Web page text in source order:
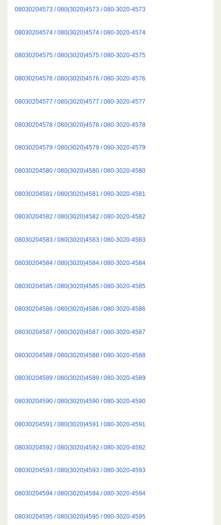
08030204573 / 080(3020)4573 / 080-3020-4573
08030204574 / 080(3020)4574 / 080-3020-4574
08030204575 / 080(3020)4575 / 080-3020-4575
08030204576 / 080(3020)4576 / 080-3020-4576
08030204577 / 080(3020)4577 / 080-3020-4577
08030204578 / 080(3020)4578 / 080-3020-4578
08030204579 / 080(3020)4579 / 080-3020-4579
08030204580 / 080(3020)4580 / 080-3020-4580
08030204581 / 080(3020)4581 / 080-3020-4581
08030204582 / 080(3020)4582 / 080-3020-4582
08030204583 / 080(3020)4583 / 080-3020-4583
08030204584 / 080(3020)4584 / 080-3020-4584
08030204585 / 080(3020)4585 / 080-3020-4585
08030204586 / 080(3020)4586 / 080-3020-4586
08030204587 / 080(3020)4587 / 080-3020-4587
08030204588 / 080(3020)4588 / 080-3020-4588
08030204589 / 080(3020)4589 / 080-3020-4589
08030204590 / 080(3020)4590 / 080-3020-4590
08030204591 / 080(3020)4591 / 080-3020-4591
08030204592 / 080(3020)4592 / 080-3020-4592
08030204593 / 080(3020)4593 / 080-3020-4593
08030204594 / 080(3020)4594 / 080-3020-4594
08030204595 / 080(3020)4595 / 080-3020-4595